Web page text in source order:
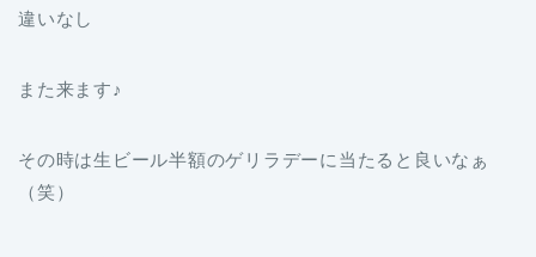
違いなし
また来ます♪
その時は生ビール半額のゲリラデーに当たると良いなぁ
（笑）